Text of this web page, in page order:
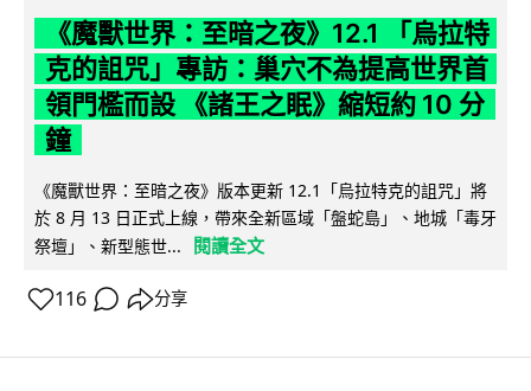
《魔獸世界：至暗之夜》12.1 「烏拉特
克的詛咒」專訪：巢穴不為提高世界首
領門檻而設 《諸王之眠》縮短約 10 分
鐘
《魔獸世界：至暗之夜》版本更新 12.1「烏拉特克的詛咒」將
於 8 月 13 日正式上線，帶來全新區域「盤蛇島」、地城「毒牙
祭壇」、新型態世...
閱讀全文
116 分享